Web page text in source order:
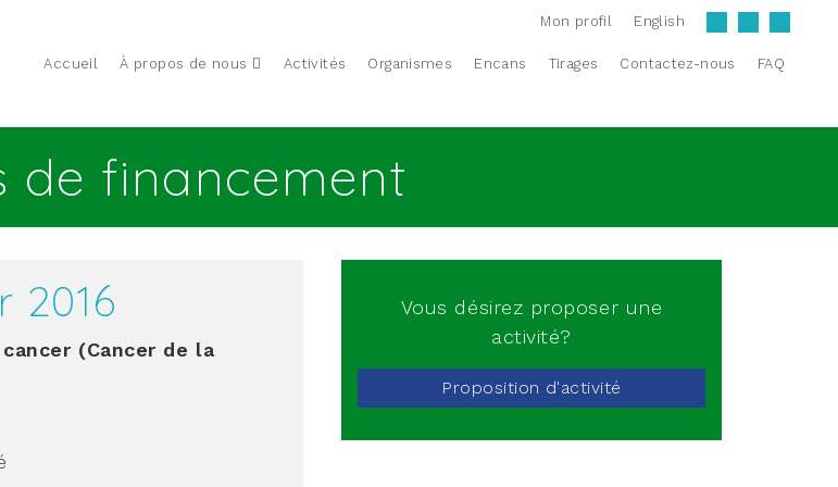
Accueil À propos de nous Activités Organismes Encans Tirages Contactez-nous FAQ
Mon profil English
de financement
2016
(Cancer de la
Vous désirez proposer une
activité?
Proposition d'activité